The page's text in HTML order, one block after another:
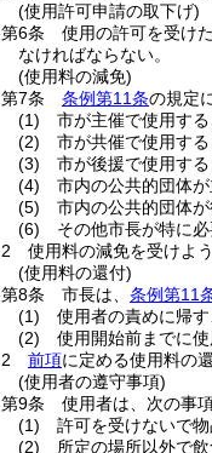
(使用許可申請の取下げ)
第6条
使用の許可を受け
なければならない。
(使用料の減免)
第7条
条例第11条の規定
(1)
市が主催で使用す
(2)
市が共催で使用す
(3)
市が後援で使用す
(4)
市内の公共的団体
(5)
市内の公共的団体
(6)
その他市長が特に
2
使用料の減免を受けよ
(使用料の還付)
第8条
市長は、 条例第11
(1)
使用者の責めに帰
(2)
使用開始前までに
2
前項に定める使用料の
(使用者の遵守事項)
第9条
使用者は、次の事
(1)
許可を受けないで物
(2)
所定の場所以外で